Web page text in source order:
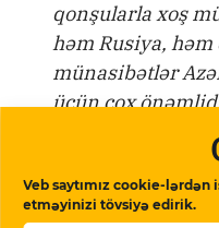
Veb saytımız cookie-
etməyinizi tövsiyə edirik.
qonşularla xoş
həm Rusiya,
münasibətlər
üçün çox
Qısa link:
https://